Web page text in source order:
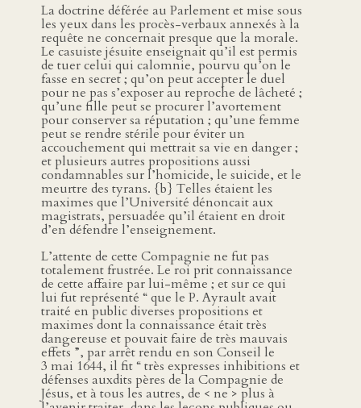
La doctrine déférée au Parlement et mise sous
les yeux dans les procès-verbaux annexés à la
requête ne concernait presque que la morale.
Le casuiste jésuite enseignait qu’il est permis
de tuer celui qui calomnie, pourvu qu’on le
fasse en secret ; qu’on peut accepter le duel
pour ne pas s’exposer au reproche de lâcheté ;
qu’une fille peut se procurer l’avortement
pour conserver sa réputation ; qu’une femme
peut se rendre stérile pour éviter un
accouchement qui mettrait sa vie en danger ;
et plusieurs autres propositions aussi
condamnables sur l’homicide, le suicide, et le
meurtre des tyrans. {b} Telles étaient les
maximes que l’Université dénoncait aux
magistrats, persuadée qu’il étaient en droit
d’en défendre l’enseignement.
L’attente de cette Compagnie ne fut pas
totalement frustrée. Le roi prit connaissance
de cette affaire par lui-même ; et sur ce qui
lui fut représenté “ que le P. Ayrault avait
traité en public diverses propositions et
maximes dont la connaissance était très
dangereuse et pouvait faire de très mauvais
effets ”, par arrêt rendu en son Conseil le
3 mai 1644, il fit “ très expresses inhibitions et
défenses auxdits pères de la Compagnie de
Jésus, et à tous les autres, de < ne > plus à